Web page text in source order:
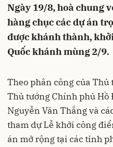
Ngày 19/8, hoà chung
hàng chục các dự án
được khánh thành,
Quốc khánh mùng 2/9.
Theo phân công của
Thủ tướng Chính phủ Hồ
Nguyễn Văn Thắng và
tham dự Lễ khởi công
án mở rộng tại các tỉnh